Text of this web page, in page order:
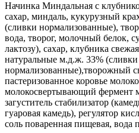
Начинка Миндальная с
сахар, миндаль, кукурузный
(сливки нормализованные),
вода, творог, молочный белок,
лактозу), сахар, клубника
натуральные м.д.ж. 33% (сливки
нормализованные),творожный
пастеризованное коровье
молокосвертывающий фермент
загуститель стабилизатор
гуаровая камедь), регулятор
соль поваренная пищевая, вода